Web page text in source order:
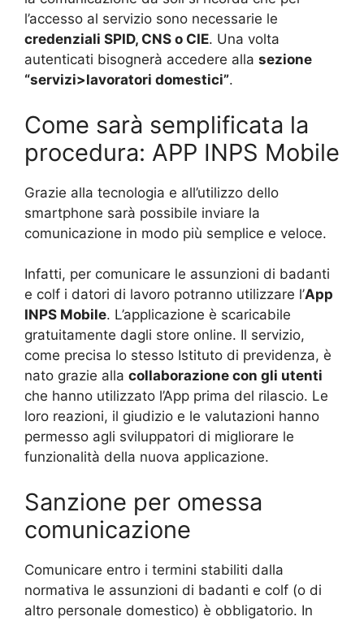
l’accesso al servizio sono necessarie le
credenziali SPID, CNS o CIE. Una volta
autenticati bisognerà accedere alla sezione
“servizi>lavoratori domestici”.
Come sarà semplificata la
procedura: APP INPS Mobile
Grazie alla tecnologia e all’utilizzo dello
smartphone sarà possibile inviare la
comunicazione in modo più semplice e veloce.
Infatti, per comunicare le assunzioni di badanti
e colf i datori di lavoro potranno utilizzare l’App
INPS Mobile. L’applicazione è scaricabile
gratuitamente dagli store online. Il servizio,
come precisa lo stesso Istituto di previdenza, è
nato grazie alla collaborazione con gli utenti
che hanno utilizzato l’App prima del rilascio. Le
loro reazioni, il giudizio e le valutazioni hanno
permesso agli sviluppatori di migliorare le
funzionalità della nuova applicazione.
Sanzione per omessa
comunicazione
Comunicare entro i termini stabiliti dalla
normativa le assunzioni di badanti e colf (o di
altro personale domestico) è obbligatorio. In